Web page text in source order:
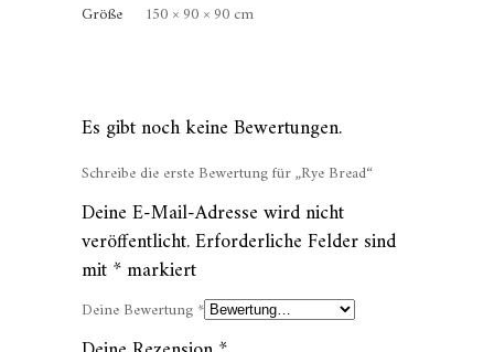
Größe
150 × 90 × 90 cm
Es gibt noch keine Bewertungen.
Schreibe die erste Bewertung für „Rye Bread“
Deine E-Mail-Adresse wird nicht
veröffentlicht.Erforderliche Felder sind
mit*markiert
Deine Bewertung *